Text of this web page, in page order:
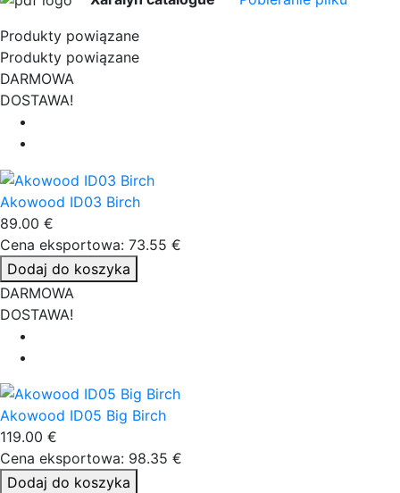
Produkty powiązane
Produkty powiązane
DARMOWA
DOSTAWA!
Akowood ID03 Birch
89.00 €
Cena eksportowa: 73.55 €
Dodaj do koszyka
DARMOWA
DOSTAWA!
Akowood ID05 Big Birch
119.00 €
Cena eksportowa: 98.35 €
Dodaj do koszyka